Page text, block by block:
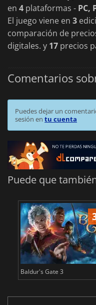
en 4 plataformas - PC,
El juego viene en 3
comparación de
digitales. y 17 precios
Comentarios
Puedes dejar un
sesión en tu cuenta
Puede que
Baldur's Gate 3